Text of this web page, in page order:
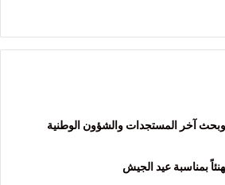
آخر المستجدات والشؤون الوطنية
بمناسبة عيد الجيش